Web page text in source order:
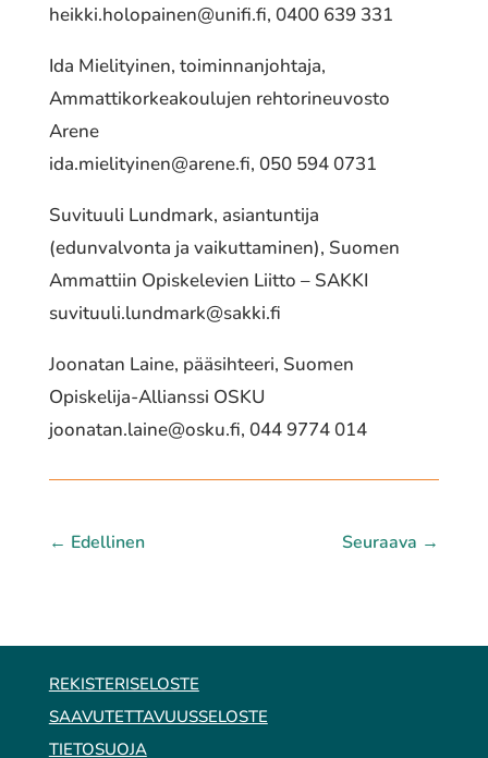
heikki.holopainen@unifi.fi, 0400 639 331
Ida Mielityinen, toiminnanjohtaja,
Ammattikorkeakoulujen rehtorineuvosto
Arene
ida.mielityinen@arene.fi, 050 594 0731
Suvituuli Lundmark, asiantuntija
(edunvalvonta ja vaikuttaminen), Suomen
Ammattiin Opiskelevien Liitto – SAKKI
suvituuli.lundmark@sakki.fi
Joonatan Laine, pääsihteeri, Suomen
Opiskelija-Allianssi OSKU
joonatan.laine@osku.fi, 044 9774 014
← Edellinen Seuraava →
REKISTERISELOSTE
SAAVUTETTAVUUSSELOSTE
TIETOSUOJA